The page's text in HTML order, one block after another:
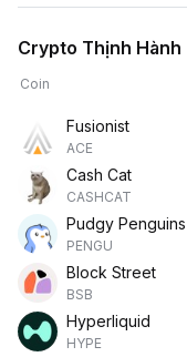
Crypto Thịnh Hành
Coin
Fusionist
ACE
Cash Cat
CASHCAT
Pudgy Penguins
PENGU
Block Street
BSB
Hyperliquid
HYPE